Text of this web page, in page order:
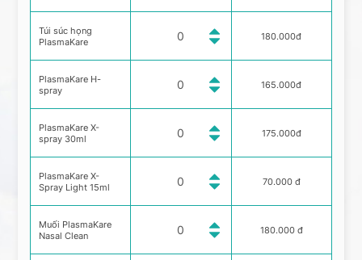
Túi súc họng
PlasmaKare
PlasmaKare H-
spray
PlasmaKare X-
spray 30ml
PlasmaKare X-
Spray Light 15ml
Muối PlasmaKare
Nasal Clean
180.000đ
165.000đ
175.000đ
70.000 đ
180.000 đ